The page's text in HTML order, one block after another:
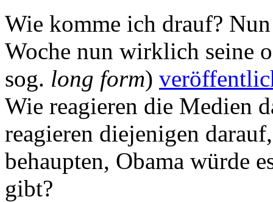
Wie komme ich drauf?
Woche nun wirklich seine
sog. long form)
Wie reagieren die Medien
reagieren diejenigen
behaupten, Obama würde
gibt?